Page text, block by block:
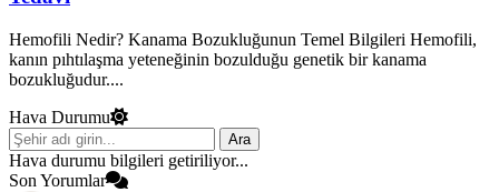
Hemofili Nedir? Kanama Bozukluğunun Temel Bilgileri Hemofili,
kanın pıhtılaşma yeteneğinin bozulduğu genetik bir kanama
bozukluğudur....
Hava Durumu
Ara
Hava durumu bilgileri getiriliyor...
Son Yorumlar